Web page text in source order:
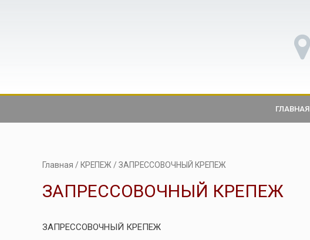
ГЛАВНАЯ
Главная / КРЕПЕЖ / ЗАПРЕССОВОЧНЫЙ КРЕПЕЖ
ЗАПРЕССОВОЧНЫЙ КРЕПЕЖ
ЗАПРЕССОВОЧНЫЙ КРЕПЕЖ